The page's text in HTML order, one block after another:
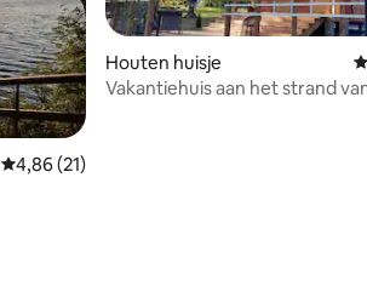
Gemiddelde beoordeling van 4,86 uit 5, 21
4,86 (21)
Houten huisje
Vakantiehuis aan het strand